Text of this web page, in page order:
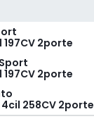
2porte
2porte
258CV 2porte